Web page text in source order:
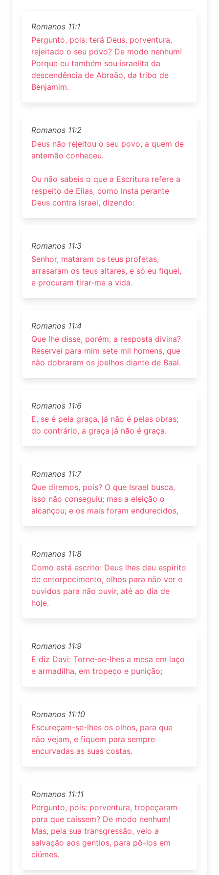
Romanos 11:1
Pergunto, pois: terá Deus, porventura,
rejeitado o seu povo? De modo nenhum!
Porque eu também sou israelita da
descendência de Abraão, da tribo de
Benjamim.
Romanos 11:2
Deus não rejeitou o seu povo, a quem de
antemão conheceu.
Ou não sabeis o que a Escritura refere a
respeito de Elias, como insta perante
Deus contra Israel, dizendo:
Romanos 11:3
Senhor, mataram os teus profetas,
arrasaram os teus altares, e só eu fiquei,
e procuram tirar-me a vida.
Romanos 11:4
Que lhe disse, porém, a resposta divina?
Reservei para mim sete mil homens, que
não dobraram os joelhos diante de Baal.
Romanos 11:6
E, se é pela graça, já não é pelas obras;
do contrário, a graça já não é graça.
Romanos 11:7
Que diremos, pois? O que Israel busca,
isso não conseguiu; mas a eleição o
alcançou; e os mais foram endurecidos,
Romanos 11:8
Como está escrito: Deus lhes deu espírito
de entorpecimento, olhos para não ver e
ouvidos para não ouvir, até ao dia de
hoje.
Romanos 11:9
E diz Davi: Torne-se-lhes a mesa em laço
e armadilha, em tropeço e punição;
Romanos 11:10
Escureçam-se-lhes os olhos, para que
não vejam, e fiquem para sempre
encurvadas as suas costas.
Romanos 11:11
Pergunto, pois: porventura, tropeçaram
para que caíssem? De modo nenhum!
Mas, pela sua transgressão, veio a
salvação aos gentios, para pô-los em
ciúmes.